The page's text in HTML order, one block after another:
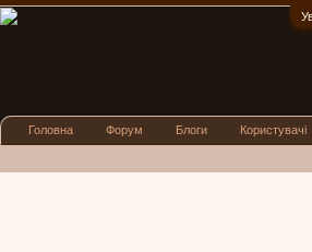
Головна Форум Блоги Користувачі